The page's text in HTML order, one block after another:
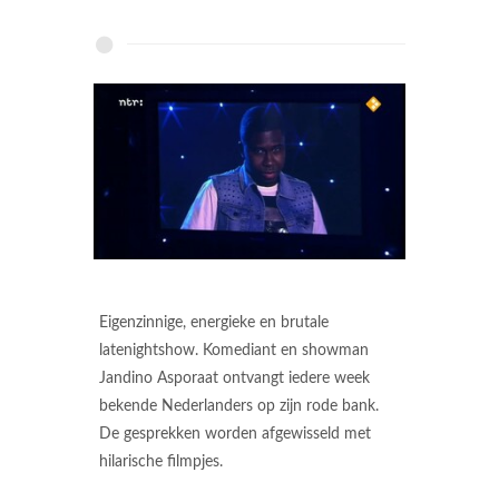
Eigenzinnige, energieke en brutale
latenightshow. Komediant en showman
Jandino Asporaat ontvangt iedere week
bekende Nederlanders op zijn rode bank.
De gesprekken worden afgewisseld met
hilarische filmpjes.